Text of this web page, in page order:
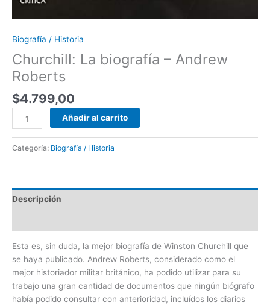
Biografía / Historia
Churchill: La biografía – Andrew
Roberts
$4.799,00
Añadir al carrito
Categoría: Biografía / Historia
Descripción
Esta es, sin duda, la mejor biografía de Winston Churchill que
se haya publicado. Andrew Roberts, considerado como el
mejor historiador militar británico, ha podido utilizar para su
trabajo una gran cantidad de documentos que ningún biógrafo
había podido consultar con anterioridad, incluídos los diarios